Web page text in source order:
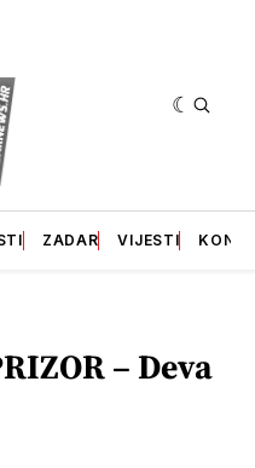
ZADAR VIJESTI
– Deva